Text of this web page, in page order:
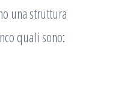
una struttura
quali sono: